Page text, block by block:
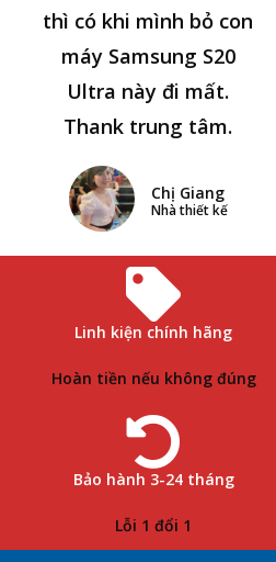
thì có khi mình bỏ con
máy Samsung S20
Ultra này đi mất.
Thank trung tâm.
Chị Giang
Nhà thiết kế
Linh kiện chính hãng
Hoàn tiền nếu không đúng
Bảo hành 3-24 tháng
Lỗi 1 đổi 1